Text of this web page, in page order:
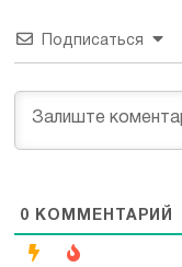
Подписаться
0 КОММЕНТАРИЙ